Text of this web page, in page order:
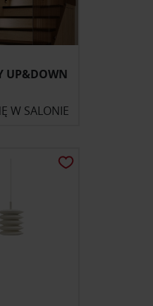
UP&DOWN
W SALONIE